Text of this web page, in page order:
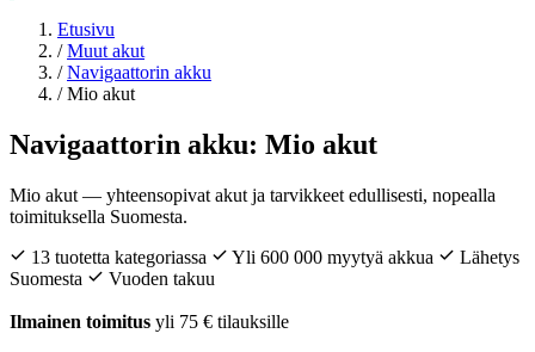
Etusivu
/ Muut akut
/ Navigaattorin akku
/ Mio akut
Navigaattorin akku: Mio akut
Mio akut — yhteensopivat akut ja tarvikkeet edullisesti, nopealla
toimituksella Suomesta.
13 tuotetta kategoriassa
Yli 600 000 myytyä akkua
Lähetys
Suomesta
Vuoden takuu
Ilmainen toimitus yli 75 € tilauksille